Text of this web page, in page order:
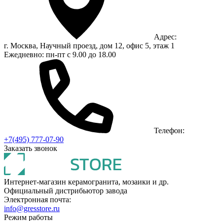
Адрес:
г. Москва, Научный проезд, дом 12, офис 5, этаж 1
Ежедневно: пн-пт с 9.00 до 18.00
Телефон:
+7(495) 777-07-90
Заказать звонок
Интернет-магазин керамогранита, мозаики и др.
Официальный дистрибьютор завода
Электронная почта:
info@gresstore.ru
Режим работы